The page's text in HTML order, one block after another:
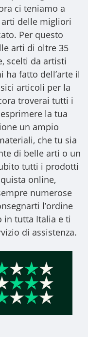
ci teniamo a
delle migliori
Per questo
arti di oltre 35
scelti da artisti
ha fatto dell’arte il
articoli per la
troverai tutti i
la tua
un ampio
che tu sia
di belle arti o un
tutti i prodotti
online,
numerose
l’ordine
in tutta Italia e ti
di assistenza.